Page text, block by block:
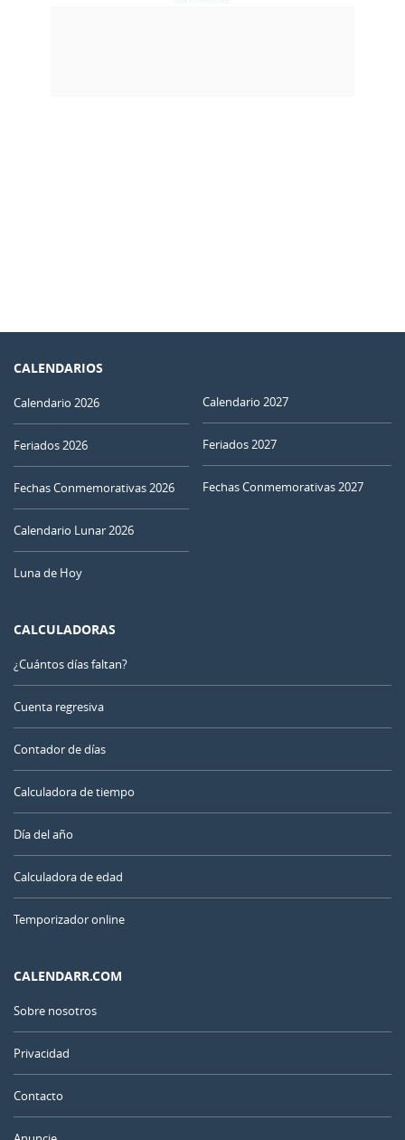
CALENDARIOS
Calendario 2026
Feriados 2026
Fechas Conmemorativas 2026
Calendario Lunar 2026
Luna de Hoy
Calendario 2027
Feriados 2027
Fechas Conmemorativas 2027
CALCULADORAS
¿Cuántos días faltan?
Cuenta regresiva
Contador de días
Calculadora de tiempo
Día del año
Calculadora de edad
Temporizador online
CALENDARR.COM
Sobre nosotros
Privacidad
Contacto